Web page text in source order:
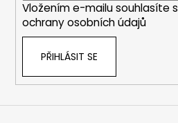
Vložením e-mailu souhlasíte s
ochrany osobních údajů
PŘIHLÁSIT SE